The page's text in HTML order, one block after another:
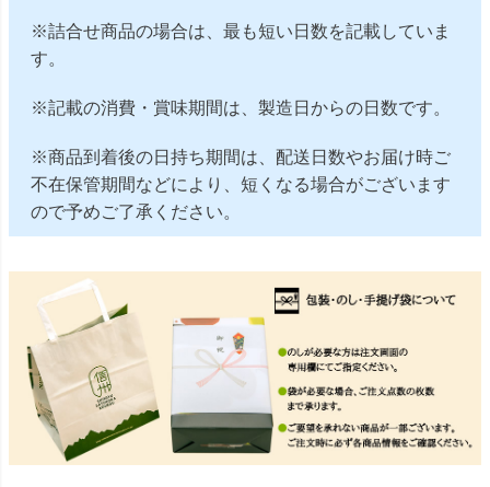
※詰合せ商品の場合は、最も短い日数を記載していま
す。
※記載の消費・賞味期間は、製造日からの日数です。
※商品到着後の日持ち期間は、配送日数やお届け時ご
不在保管期間などにより、短くなる場合がございます
ので予めご了承ください。